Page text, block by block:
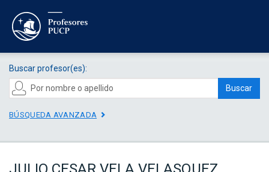
Buscar profesor(es):
Buscar
BÚSQUEDA AVANZADA